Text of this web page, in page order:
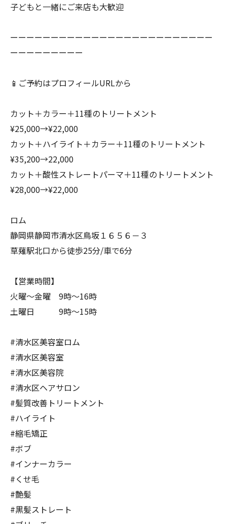
子どもと一緒にご来店も大歓迎
ーーーーーーーーーーーーーーーーーーーーーーーーー
ーーーーーーーーー
📱ご予約はプロフィールURLから
カット＋カラー＋11種のトリートメント
¥25,000→¥22,000
カット＋ハイライト＋カラー＋11種のトリートメント
¥35,200→22,000
カット＋酸性ストレートパーマ＋11種のトリートメント
¥28,000→¥22,000
ロム
静岡県静岡市清水区鳥坂１６５６－３
草薙駅北口から徒歩25分/車で6分
【営業時間】
火曜～金曜 9時～16時
土曜日 9時〜15時
#清水区美容室ロム
#清水区美容室
#清水区美容院
#清水区ヘアサロン
#髪質改善トリートメント
#ハイライト
#縮毛矯正
#ボブ
#インナーカラー
#くせ毛
#艶髪
#黒髪ストレート